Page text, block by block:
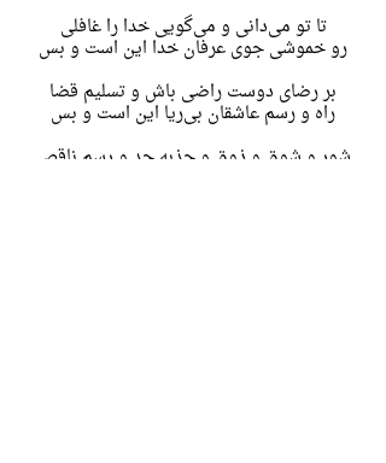
تا تو می‌دانی و می‌گویی خدا را غافلی
رو خموشی جوی عرفان خدا این است و بس
بر رضای دوست راضی باش و تسلیم قضا
راه و رسم عاشقان بی‌ریا این است و بس
شور و شوق و ذوق و جذبه حد و رسم ناقص